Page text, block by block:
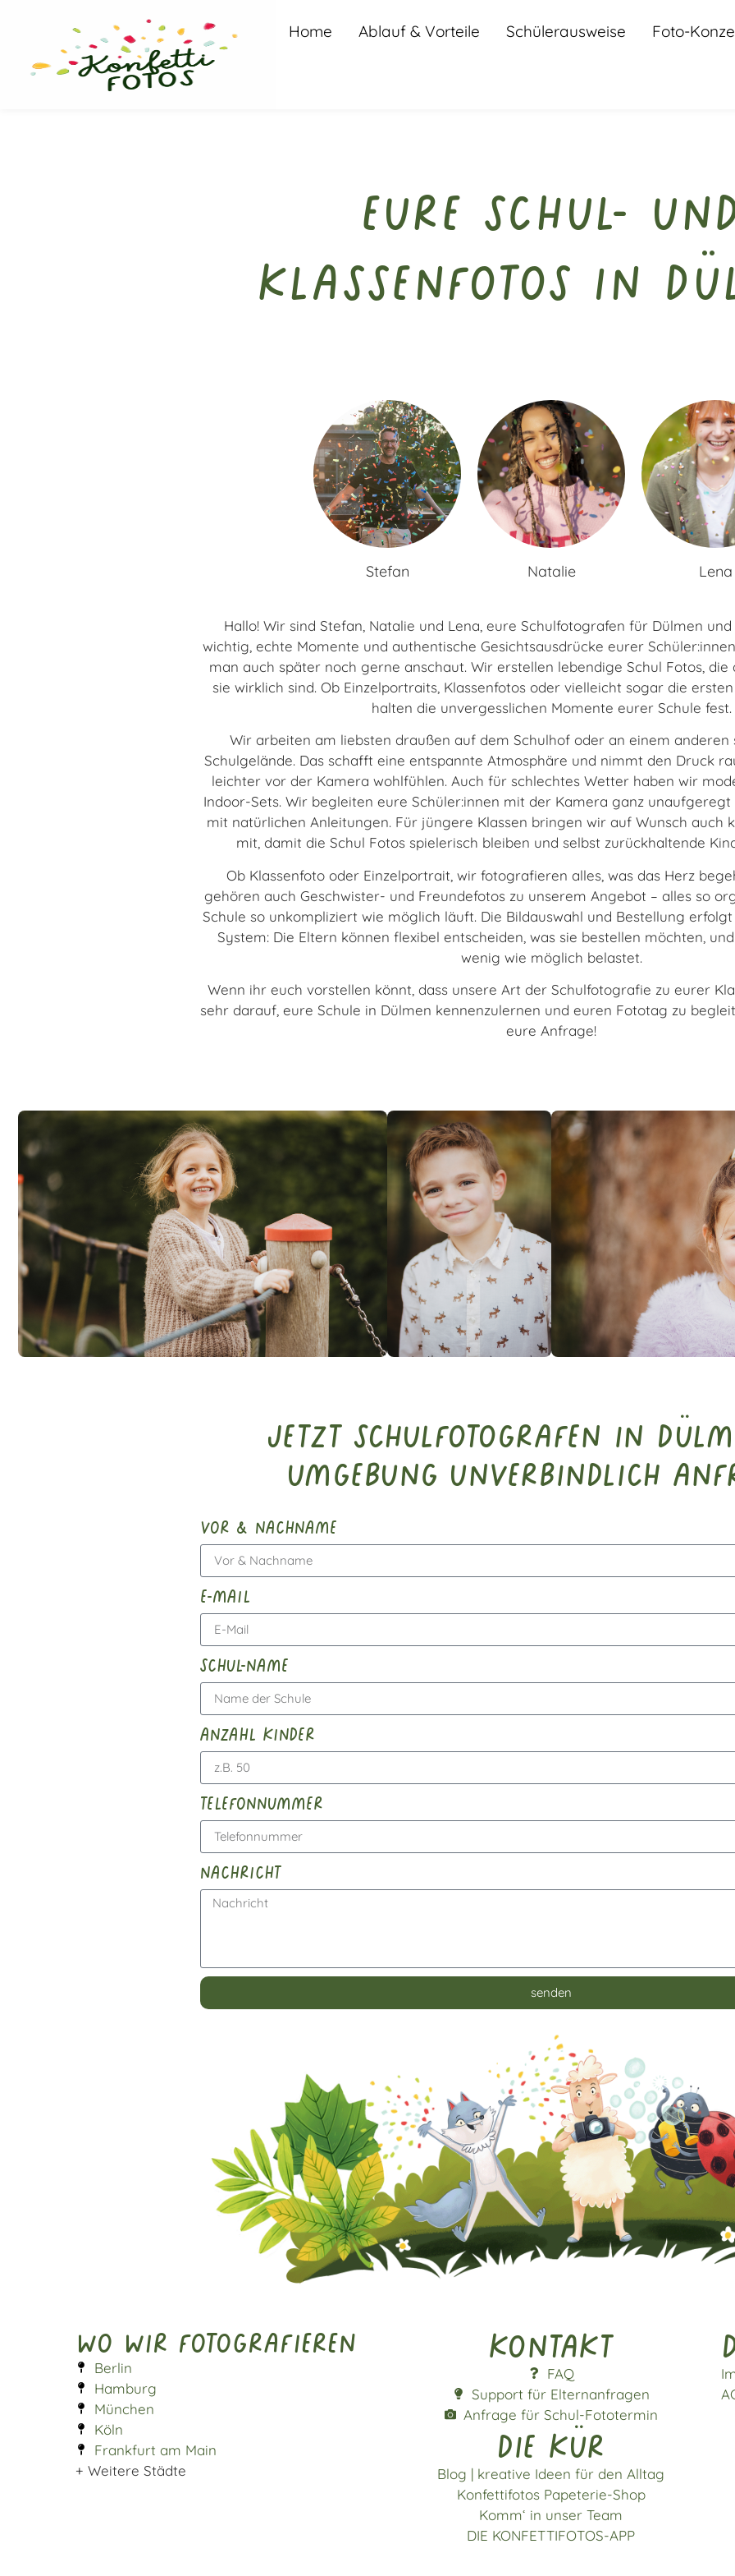
Home Ablauf & Vorteile Schülerausweise Foto-
Eure Schul-
Klassenfotos in
Stefan Natalie Lena
Hallo! Wir sind Stefan, Natalie und Lena, eure Schulfotografen für Dülmen
wichtig, echte Momente und authentische Gesichtsausdrücke eurer
man auch später noch gerne anschaut. Wir erstellen lebendige Schul Fotos, die
sie wirklich sind. Ob Einzelportraits, Klassenfotos oder vielleicht sogar die
halten die unvergesslichen Momente eurer Schule fest.
Wir arbeiten am liebsten draußen auf dem Schulhof oder an einem anderen
Schulgelände. Das schafft eine entspannte Atmosphäre und nimmt den Druck
leichter vor der Kamera wohlfühlen. Auch für schlechtes Wetter haben wir
Indoor-Sets. Wir begleiten eure Schüler:innen mit der Kamera ganz unaufgeregt
mit natürlichen Anleitungen. Für jüngere Klassen bringen wir auf Wunsch auch
mit, damit die Schul Fotos spielerisch bleiben und selbst zurückhaltende
Ob Klassenfoto oder Einzelportrait, wir fotografieren alles, was das Herz
gehören auch Geschwister- und Freundefotos zu unserem Angebot – alles so
Schule so unkompliziert wie möglich läuft. Die Bildauswahl und Bestellung
System: Die Eltern können flexibel entscheiden, was sie bestellen möchten,
wenig wie möglich belastet.
Wenn ihr euch vorstellen könnt, dass unsere Art der Schulfotografie zu eurer
sehr darauf, eure Schule in Dülmen kennenzulernen und euren Fototag zu
eure Anfrage!
Jetzt Schulfotografen in
Umgebung unverbindlich
vor & nachname
e-mail
schul-name
anzahl kinder
telefonnummer
nachricht
senden
Wo wir fotografieren
Berlin
Hamburg
München
Köln
Frankfurt am Main
+ Weitere Städte
Kontakt
FAQ
Support für Elternanfragen
Anfrage für Schul-Fototermin
die kür
Blog | kreative Ideen für den Alltag
Konfettifotos Papeterie-Shop
Komm‘ in unser Team
DIE KONFETTIFOTOS-APP